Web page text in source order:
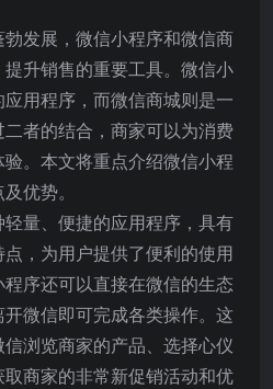
发展，微信小程序和微信商
升销售的重要工具。微信小
用程序，而微信商城则是一
者的结合，商家可以为消费
。本文将重点介绍微信小程
优势。
量、便捷的应用程序，具有
，为用户提供了便利的使用
序还可以直接在微信的生态
微信即可完成各类操作。这
浏览商家的产品、选择心仪
商家的非常新促销活动和优